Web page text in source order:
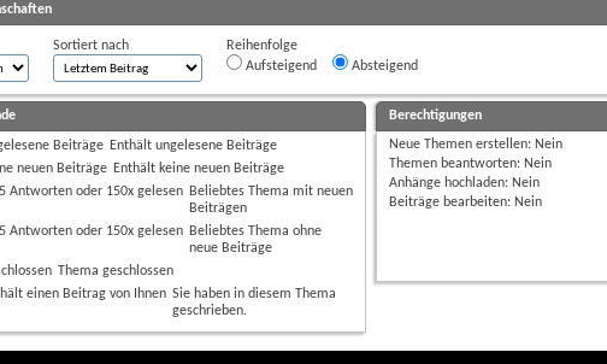
Sortiert nach
Reihenfolge
Aufsteigend
Absteigend
Enthält ungelesene Beiträge
Enthält keine neuen Beiträge
Beliebtes Thema mit neuen
Beiträgen
Beliebtes Thema ohne
neue Beiträge
Thema geschlossen
Sie haben in diesem Thema
geschrieben.
Berechtigungen
Neue Themen erstellen: Nein
Themen beantworten: Nein
Anhänge hochladen: Nein
Beiträge bearbeiten: Nein